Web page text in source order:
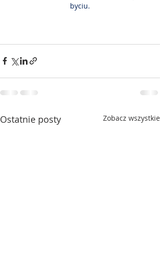
byciu.
Ostatnie posty Zobacz wszystkie